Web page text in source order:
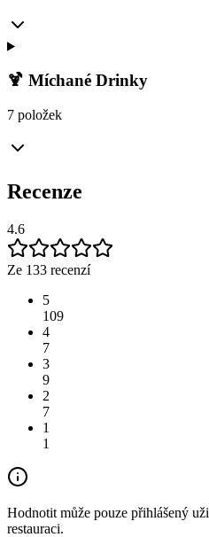
🍹 Míchané Drinky
7 položek
Recenze
4.6
Ze 133 recenzí
5
109
4
7
3
9
2
7
1
1
Hodnotit může pouze přihlášený
restauraci.